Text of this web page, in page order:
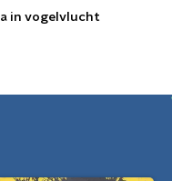
in vogelvlucht